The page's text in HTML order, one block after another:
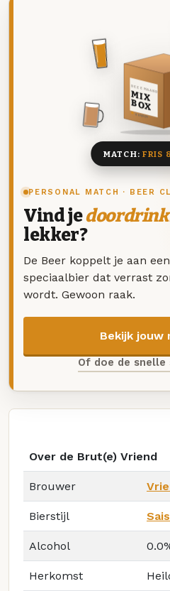
PERSONAL MATCH · BEER
Vind je
lekker?
De Beer koppelt je aan
speciaalbier dat verrast
wordt. Gewoon raak.
Bekijk jouw
Of doe de
DEZE MAAND
MIX
BOX
8 BIEREN
MATCH: FRIS
Over de Brut(e) Vriend
Brouwer
Bierstijl
Alcohol
Herkomst